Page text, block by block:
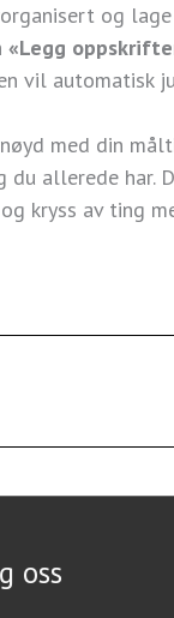
og
«Legg
vil automatisk
med din
allerede har.
kryss av ting
oss